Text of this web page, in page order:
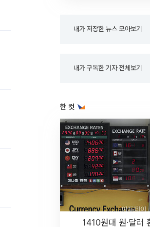
내가 저장한 뉴스 모아보기
내가 구독한 기자 전체보기
한 컷
1410원대 원·달러